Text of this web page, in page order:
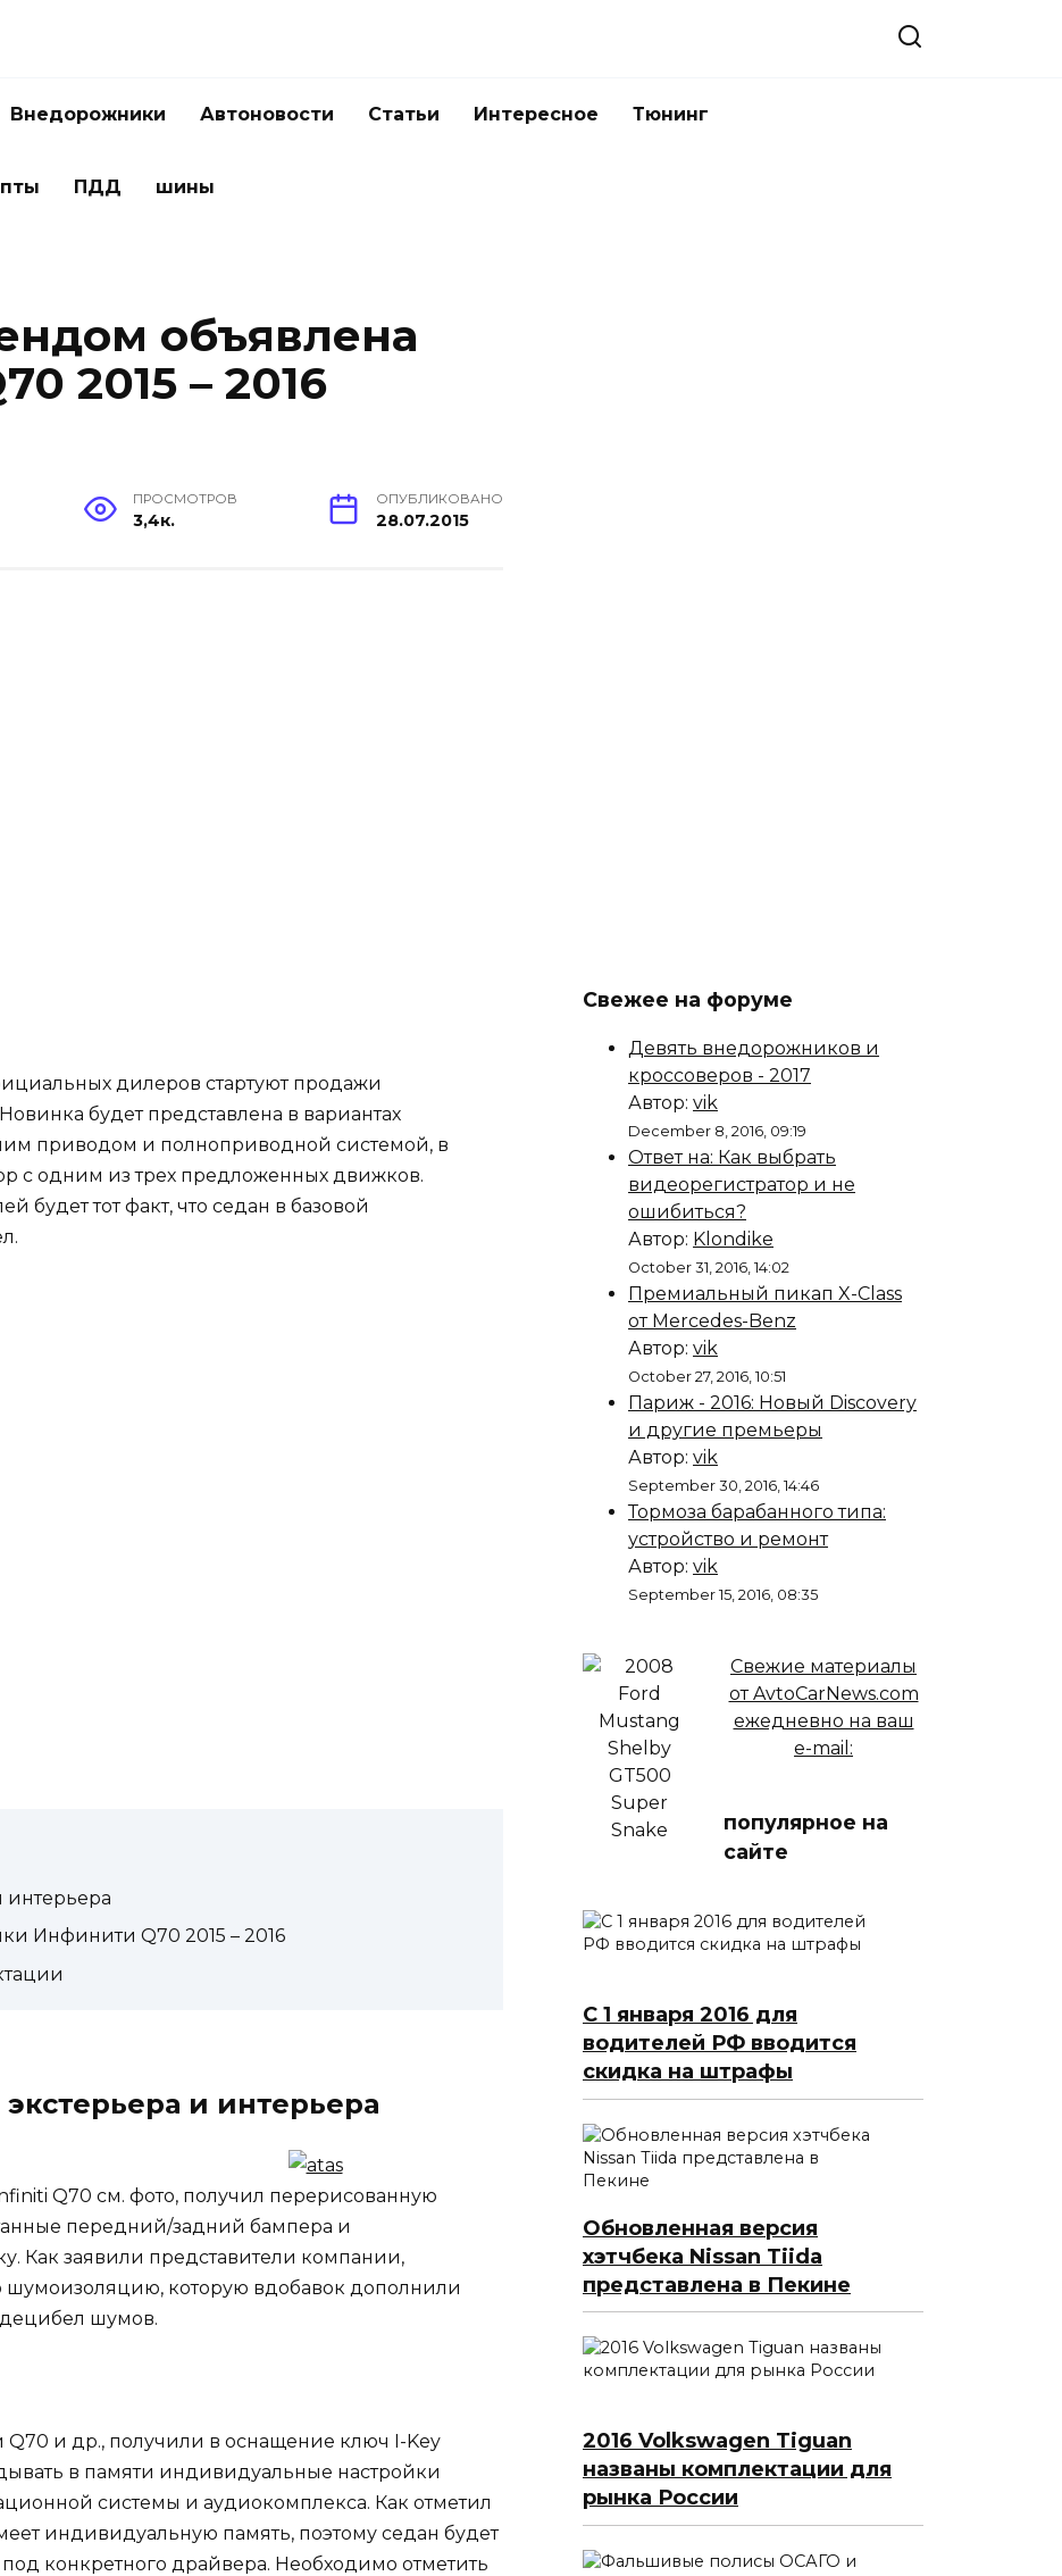
Внедорожники Автоновости Статьи Интересное Тюнинг
ПДД шины
объявлена
2015 – 2016
ПРОСМОТРОВ
3,4к.
ОПУБЛИКОВАНО
28.07.2015
дилеров стартуют продажи
будет представлена в вариантах
приводом и полноприводной системой, в
с одним из трех предложенных движков.
будет тот факт, что седан в базовой
интерьера
Инфинити Q70 2015 – 2016
и интерьера
Q70 см. фото, получил перерисованную
передний/задний бампера и
Как заявили представители компании,
которую вдобавок дополнили
шумов.
и др., получили в оснащение ключ I-Key
в памяти индивидуальные настройки
системы и аудиокомплекса. Как отметил
индивидуальную память, поэтому седан будет
конкретного драйвера. Необходимо отметить
Свежее на форуме
Девять внедорожников и
кроссоверов - 2017
Автор: vik
December 8, 2016, 09:19
Ответ на: Как выбрать
видеорегистратор и не
ошибиться?
Автор: Klondike
October 31, 2016, 14:02
Премиальный пикап X-Class
от Mercedes-Benz
Автор: vik
October 27, 2016, 10:51
Париж - 2016: Новый Discovery
и другие премьеры
Автор: vik
September 30, 2016, 14:46
Тормоза барабанного типа:
устройство и ремонт
Автор: vik
September 15, 2016, 08:35
Свежие материалы
от AvtoCarNews.com
ежедневно на ваш
e-mail:
популярное на
сайте
С 1 января 2016 для
водителей РФ вводится
скидка на штрафы
Обновленная версия
хэтчбека Nissan Tiida
представлена в Пекине
2016 Volkswagen Tiguan
названы комплектации для
рынка России